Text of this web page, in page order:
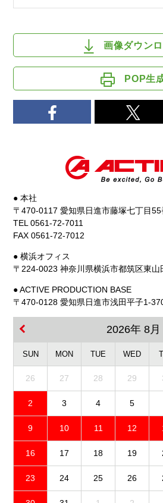
画像ダウン
POP生
● 本社
〒470-0117 愛知県日進市藤塚七丁目55
TEL 0561-72-7011
FAX 0561-72-7012
● 横浜オフィス
〒224-0023 神奈川県横浜市都筑区東山
● ACTIVE PRODUCTION BASE
〒470-0128 愛知県日進市浅田平子1-
2026年 8月
SUN MON TUE WED
26 27 28 29
2 3 4 5
9 10 11 12
16 17 18 19
23 24 25 26